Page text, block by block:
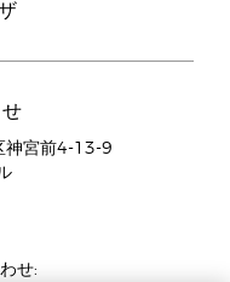
神宮前4-13-9
せ: